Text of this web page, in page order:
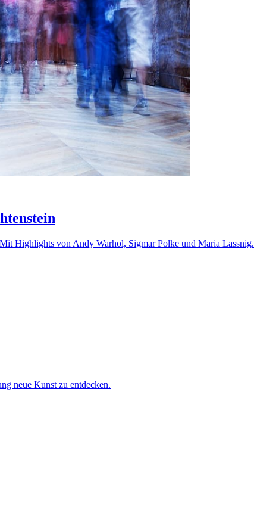
Highlights von Andy Warhol, Sigmar Polke und Maria Lassnig.
neue Kunst zu entdecken.